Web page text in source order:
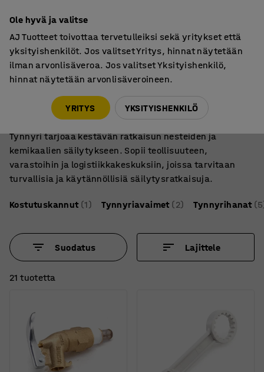
Tynnyrit – turvallinen ratkaisu nesteiden ja
kemikaalien säilytykseen
Tynnyri tarjoaa kestävän ratkaisun nesteiden ja
kemikaalien säilytykseen. Sopii teollisuuteen,
varastoihin ja logistiikkakeskuksiin, joissa tarvitaan
turvallisia ja käytännöllisiä säilytysratkaisuja.
Kostutuskannut(1) Tynnyriavaimet(2) Tynnyrihanat
Suodatus Lajittele
21 tuotetta
Ole hyvä ja valitse
AJ Tuotteet toivottaa tervetulleiksi sekä yritykset että
yksityishenkilöt. Jos valitset Yritys, hinnat näytetään
ilman arvonlisäveroa. Jos valitset Yksityishenkilö,
hinnat näytetään arvonlisäveroineen.
YRITYS YKSITYISHENKILÖ